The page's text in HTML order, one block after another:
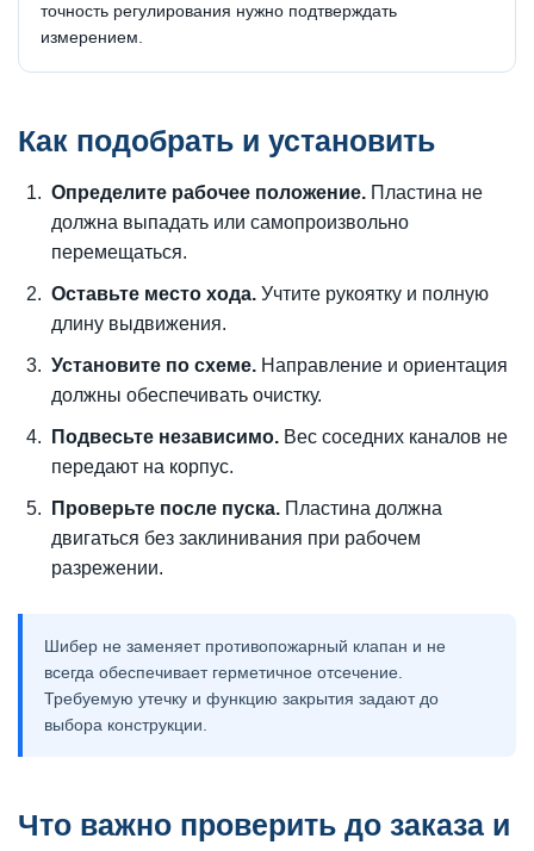
точность регулирования нужно подтверждать
измерением.
Как подобрать и установить
Определите рабочее положение. Пластина не
должна выпадать или самопроизвольно
перемещаться.
Оставьте место хода. Учтите рукоятку и полную
длину выдвижения.
Установите по схеме. Направление и ориентация
должны обеспечивать очистку.
Подвесьте независимо. Вес соседних каналов не
передают на корпус.
Проверьте после пуска. Пластина должна
двигаться без заклинивания при рабочем
разрежении.
Шибер не заменяет противопожарный клапан и не
всегда обеспечивает герметичное отсечение.
Требуемую утечку и функцию закрытия задают до
выбора конструкции.
Что важно проверить до заказа и